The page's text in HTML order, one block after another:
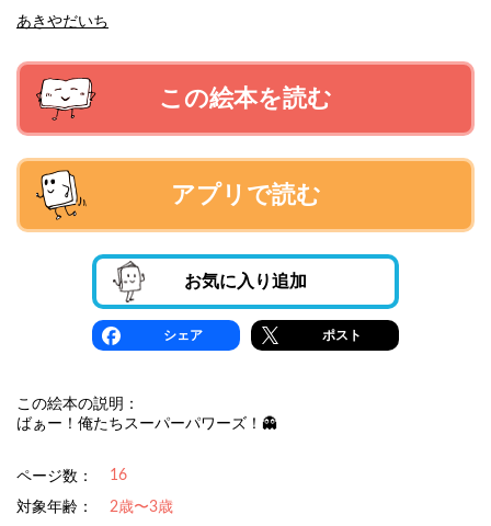
あきやだいち
この絵本を読む
アプリで読む
お気に入り追加
シェア ポスト
この絵本の説明：
ばぁー！俺たちスーパーパワーズ！👻
ページ数： 16
対象年齢：
2歳〜3歳